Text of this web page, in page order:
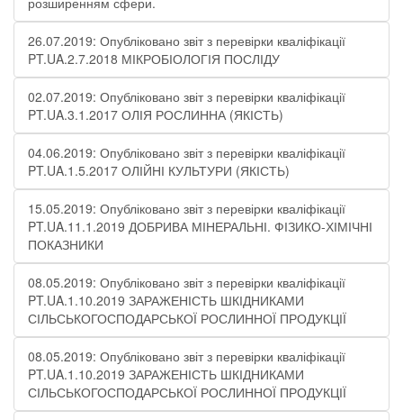
26.07.2019: Опубліковано звіт з перевірки кваліфікації
PT.UA.2.7.2018 МІКРОБІОЛОГІЯ ПОСЛІДУ
02.07.2019: Опубліковано звіт з перевірки кваліфікації
PT.UA.3.1.2017 ОЛІЯ РОСЛИННА (ЯКІСТЬ)
04.06.2019: Опубліковано звіт з перевірки кваліфікації
PT.UA.1.5.2017 ОЛІЙНІ КУЛЬТУРИ (ЯКІСТЬ)
15.05.2019: Опубліковано звіт з перевірки кваліфікації
PT.UA.11.1.2019 ДОБРИВА МІНЕРАЛЬНІ. ФІЗИКО-ХІМІЧНІ
ПОКАЗНИКИ
08.05.2019: Опубліковано звіт з перевірки кваліфікації
PT.UA.1.10.2019 ЗАРАЖЕНІСТЬ ШКІДНИКАМИ
СІЛЬСЬКОГОСПОДАРСЬКОЇ РОСЛИННОЇ ПРОДУКЦІЇ
08.05.2019: Опубліковано звіт з перевірки кваліфікації
PT.UA.1.10.2019 ЗАРАЖЕНІСТЬ ШКІДНИКАМИ
СІЛЬСЬКОГОСПОДАРСЬКОЇ РОСЛИННОЇ ПРОДУКЦІЇ